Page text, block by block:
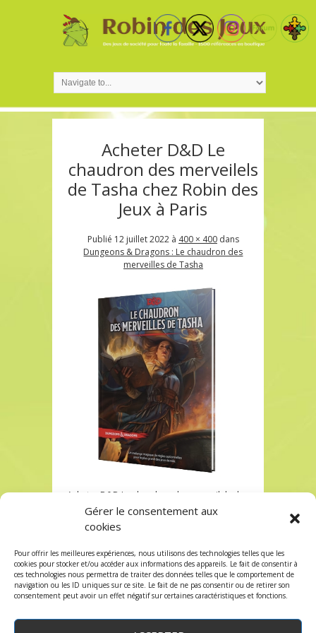
Gérer le consentement aux
cookies
Pour offrir les meilleures expériences, nous utilisons des technologies telles que les
cookies pour stocker et/ou accéder aux informations des appareils. Le fait de consentir à
ces technologies nous permettra de traiter des données telles que le comportement de
navigation ou les ID uniques sur ce site. Le fait de ne pas consentir ou de retirer son
consentement peut avoir un effet négatif sur certaines caractéristiques et fonctions.
Acheter D&D Le
chaudron des merveilels
de Tasha chez Robin des
Jeux à Paris
Publié 12 juillet 2022à 400 × 400dans
Dungeons & Dragons : Le chaudron des
merveilles de Tasha
Acheter D&D Le chaudron des merveilels de
Tasha chez Robin des Jeux à Paris
Acheter D&D Le chaudron des merveilels de
Les commentaires et les trackbacks sont
fermés.